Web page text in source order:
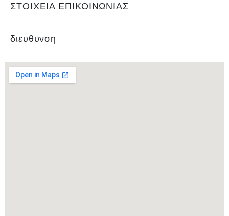
ΣΤΟΙΧΕΙΑ ΕΠΙΚΟΙΝΩΝΙΑΣ
διευθυνση